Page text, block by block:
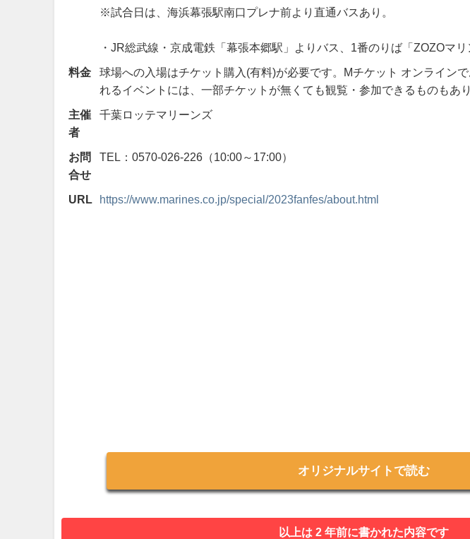
※試合日は、海浜幕張駅南口プレナ前より直通バスあり。
・JR総武線・京成電鉄「幕張本郷駅」よりバス、1番のりば「ZOZOマ
料金
球場への入場はチケット購入(有料)が必要です。Mチケット オンライン
れるイベントには、一部チケットが無くても観覧・参加できるものもあ
主催
者
千葉ロッテマリーンズ
お問
合せ
TEL：0570-026-226（10:00～17:00）
URL https://www.marines.co.jp/special/2023fanfes/about.html
オリジナルサイトで読む
以上は 2 年前に書かれた内容です